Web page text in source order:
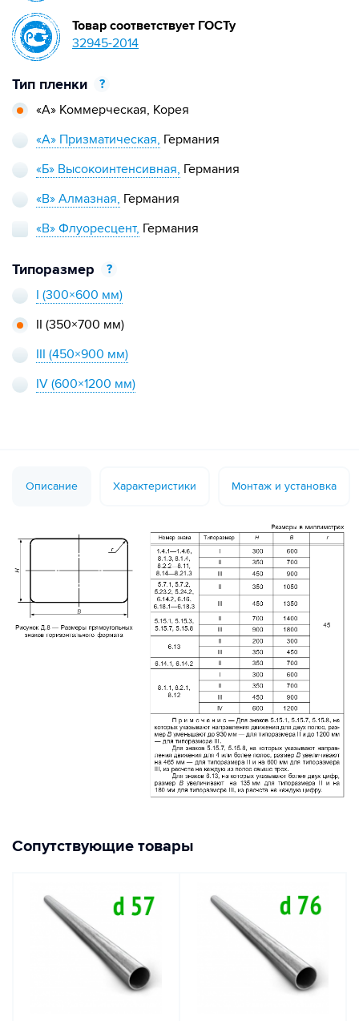
Тип пленки
?
«А» Коммерческая, Корея
«А» Призматическая, Германия
«Б» Высокоинтенсивная, Германия
«В» Алмазная, Германия
«В» Флуоресцент, Германия
Типоразмер
?
I (300×600 мм)
II (350×700 мм)
III (450×900 мм)
IV (600×1200 мм)
Товар соответствует ГОСТу
32945-2014
Описание Характеристики Монтаж и установка
Сопутствующие товары